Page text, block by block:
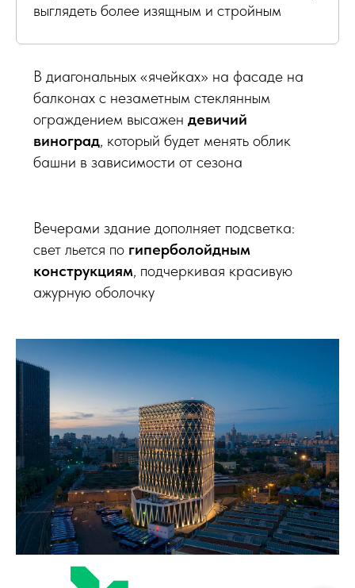
выглядеть более изящным и стройным
В диагональных «ячейках» на фасаде на
балконах с незаметным стеклянным
ограждением высажен девичий
виноград, который будет менять облик
башни в зависимости от сезона
Вечерами здание дополняет подсветка:
свет льется по гиперболойдным
конструкциям, подчеркивая красивую
ажурную оболочку